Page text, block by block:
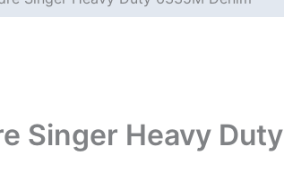
Singer Heavy Duty